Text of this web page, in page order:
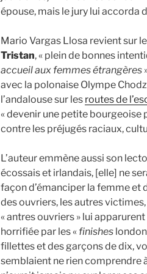
épouse, mais le jury lui accorda
Mario Vargas Llosa revient sur
Tristan, « plein de bonnes
accueil aux femmes étrangères
avec la polonaise Olympe
l’andalouse sur les routes de
« devenir une petite bourgeoise
contre les préjugés raciaux,
L’auteur emmène aussi son
écossais et irlandais, [elle] ne
façon d’émanciper la femme et
des ouvriers, les autres
« antres ouvriers » lui
horrifiée par les « finishes
fillettes et des garçons de dix,
semblaient ne rien comprendre